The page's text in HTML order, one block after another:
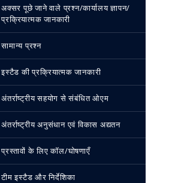
अक्सर पूछे जाने वाले प्रश्न/कार्यालय ज्ञापन/
प्रक्रियात्मक जानकारी
सामान्य प्रश्न
इस्‍टैड की प्रक्रियात्मक जानकारी
अंतर्राष्ट्रीय सहयोग से संबंधित ओएम
अंतर्राष्ट्रीय अनुसंधान एवं विकास अद्यतन
प्रस्तावों के लिए कॉल/घोषणाएँ
टीम इस्‍टैड और निर्देशिका